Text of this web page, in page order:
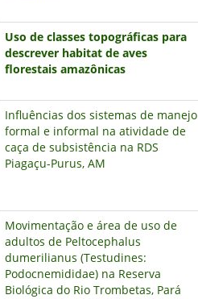
Uso de classes topográficas para
descrever habitat de aves
florestais amazônicas
Influências dos sistemas de manejo
formal e informal na atividade de
caça de subsistência na RDS
Piagaçu-Purus, AM
Movimentação e área de uso de
adultos de Peltocephalus
dumerilianus (Testudines:
Podocnemididae) na Reserva
Biológica do Rio Trombetas, Pará